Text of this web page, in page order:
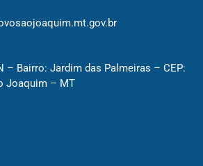
– Bairro: Jardim das Palmeiras – CEP:
Joaquim – MT